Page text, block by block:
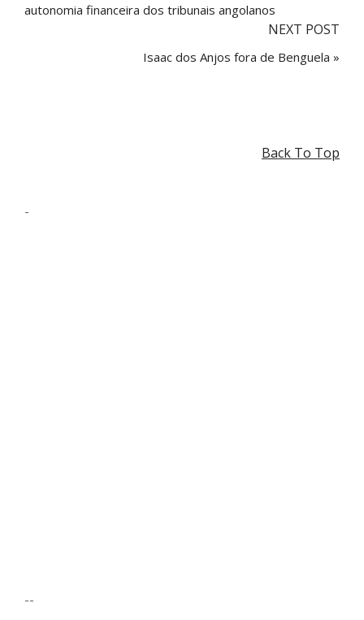
autonomia financeira dos tribunais angolanos
NEXT POST
Isaac dos Anjos fora de Benguela »
Back To Top
-
--